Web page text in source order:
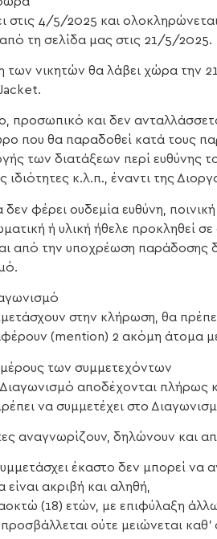
στις 4/5/2025 και
τη σελίδα μας στις 21/5/2025.
των νικητών θα λάβει χώρα την
προσωπικό και δεν
που θα παραδοθεί κατά τους
των διατάξεων περί ευθύνης
κ.λ.π., έναντι της
φέρει ουδεμία ευθύνη,
ή υλική ήθελε προκληθεί
από την υποχρέωση παράδοσης
στην κλήρωση, θα
(mention) 2 ακόμη άτομα
των συμμετεχόντων
αποδέχονται πλήρως
να συμμετέχει στο
αναγνωρίζουν, δηλώνουν και
έκαστο δεν μπορεί να
ακριβή και αληθή,
(18) ετών, με επιφύλαξη
ούτε μειώνεται